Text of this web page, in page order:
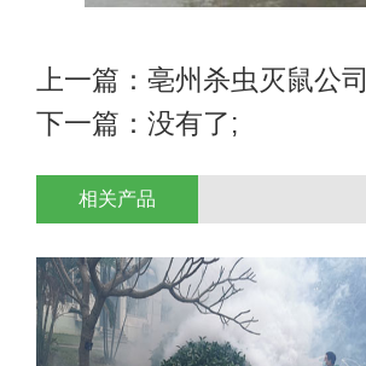
上一篇： 亳州杀虫灭鼠公司
下一篇：没有了;
相关产品